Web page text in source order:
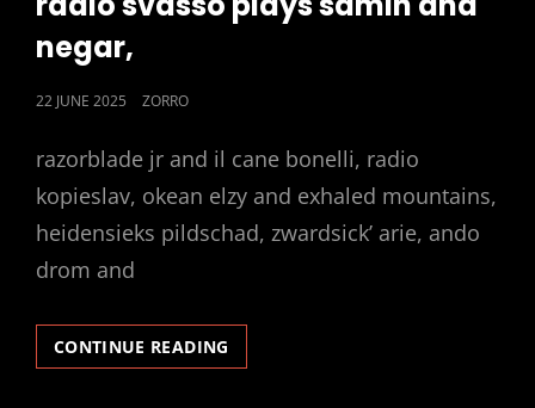
negar,
POSTED
22 JUNE 2025 ZORRO
razorblade jr and il cane bonelli, radio
kopieslav, okean elzy and exhaled mountains,
heidensieks pildschad, zwardsick’ arie, ando
drom and
CONTINUE READING
SVASSO